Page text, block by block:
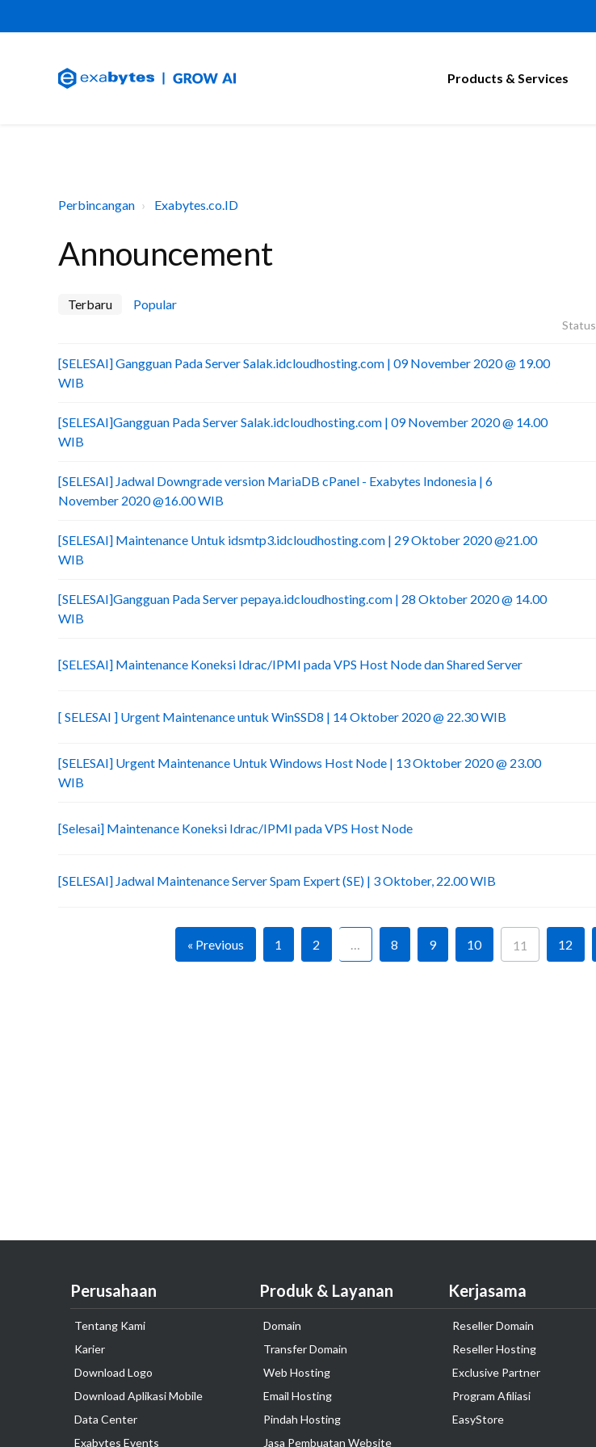
Products & Services
Perbincangan Exabytes.co.ID
Announcement
Terbaru Popular
Status
[SELESAI] Gangguan Pada Server Salak.idcloudhosting.com | 09 November 2020 @ 19.00
WIB
[SELESAI]Gangguan Pada Server Salak.idcloudhosting.com | 09 November 2020 @ 14.00
WIB
[SELESAI] Jadwal Downgrade version MariaDB cPanel - Exabytes Indonesia | 6
November 2020 @16.00 WIB
[SELESAI] Maintenance Untuk idsmtp3.idcloudhosting.com | 29 Oktober 2020 @21.00
WIB
[SELESAI]Gangguan Pada Server pepaya.idcloudhosting.com | 28 Oktober 2020 @ 14.00
WIB
[SELESAI] Maintenance Koneksi Idrac/IPMI pada VPS Host Node dan Shared Server
[ SELESAI ] Urgent Maintenance untuk WinSSD8 | 14 Oktober 2020 @ 22.30 WIB
[SELESAI] Urgent Maintenance Untuk Windows Host Node | 13 Oktober 2020 @ 23.00
WIB
[Selesai] Maintenance Koneksi Idrac/IPMI pada VPS Host Node
[SELESAI] Jadwal Maintenance Server Spam Expert (SE) | 3 Oktober, 22.00 WIB
« Previous 1 2 … 8 9 10 11 12
Perusahaan
Tentang Kami
Karier
Download Logo
Download Aplikasi Mobile
Data Center
Exabytes Events
Produk & Layanan
Domain
Transfer Domain
Web Hosting
Email Hosting
Pindah Hosting
Jasa Pembuatan Website
Kerjasama
Reseller Domain
Reseller Hosting
Exclusive Partner
Program Afiliasi
EasyStore